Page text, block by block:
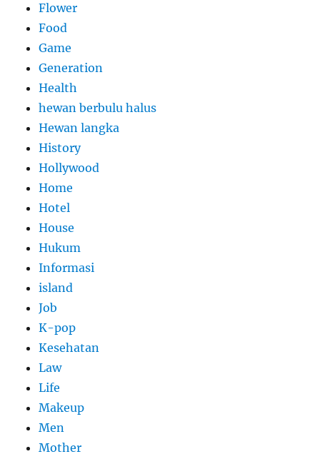
Flower
Food
Game
Generation
Health
hewan berbulu halus
Hewan langka
History
Hollywood
Home
Hotel
House
Hukum
Informasi
island
Job
K-pop
Kesehatan
Law
Life
Makeup
Men
Mother